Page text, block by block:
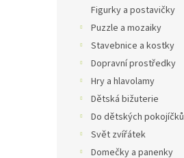
Figurky a postavičky
Puzzle a mozaiky
Stavebnice a kostky
Dopravní prostředky
Hry a hlavolamy
Dětská bižuterie
Do dětských pokojíčků
Svět zvířátek
Domečky a panenky